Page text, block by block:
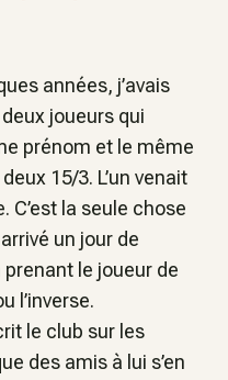
années, j’avais
joueurs qui
prénom et le même
15/3. L’un venait
C’est la seule chose
un jour de
prenant le joueur de
l’inverse.
le club sur les
des amis à lui s’en